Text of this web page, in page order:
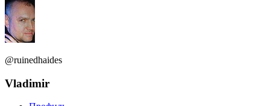
@ruinedhaides
Vladimir